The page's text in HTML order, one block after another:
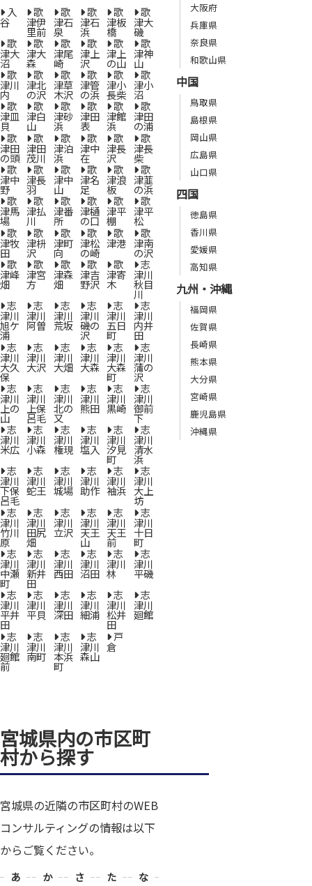
入
谷
歌
津伊
里前
歌
津石
泉
歌
津石
浜
歌
津板
橋
歌
津大
磯
歌
津大
沼
歌
津大
森
歌
津尾
崎
歌
津上
沢
歌
津上
の山
歌
津神
山
歌
津川
内
歌
津北
の沢
歌
津草
木沢
歌
津管
の浜
歌
津小
長柴
歌
津小
沼
歌
津皿
貝
歌
津白
山
歌
津砂
浜
歌
津田
表
歌
津館
浜
歌
津田
の浦
歌
津田
の頭
歌
津田
茂川
歌
津泊
浜
歌
津中
在
歌
津長
沢
歌
津長
柴
歌
津中
野
歌
津長
羽
歌
津中
山
歌
津名
足
歌
津浪
板
歌
津韮
の浜
歌
津馬
場
歌
津払
川
歌
津番
所
歌
津樋
の口
歌
津平
棚
歌
津平
松
歌
津牧
田
歌
津枡
沢
歌
津町
向
歌
津松
の崎
歌
津港
歌
津南
の沢
歌
津峰
畑
歌
津宮
方
歌
津森
畑
歌
津吉
野沢
歌
津寄
木
志
津川
秋目
川
志
津川
旭ケ
浦
志
津川
阿曽
志
津川
荒坂
志
津川
磯の
沢
志
津川
五日
町
志
津川
内井
田
志
津川
大久
保
志
津川
大沢
志
津川
大畑
志
津川
大森
志
津川
大森
町
志
津川
蒲の
沢
志
津川
上の
山
志
津川
上保
呂毛
志
津川
北の
又
志
津川
熊田
志
津川
黒崎
志
津川
御前
下
志
津川
米広
志
津川
小森
志
津川
権現
志
津川
塩入
志
津川
汐見
町
志
津川
清水
浜
志
津川
下保
呂毛
志
津川
蛇王
志
津川
城場
志
津川
助作
志
津川
袖浜
志
津川
大上
坊
志
津川
竹川
原
志
津川
田尻
畑
志
津川
立沢
志
津川
天王
山
志
津川
天王
前
志
津川
十日
町
志
津川
中瀬
町
志
津川
新井
田
志
津川
西田
志
津川
沼田
志
津川
林
志
津川
平磯
志
津川
平井
田
志
津川
平貝
志
津川
深田
志
津川
細浦
志
津川
松井
田
志
津川
廻館
志
津川
廻館
前
志
津川
南町
志
津川
本浜
町
志
津川
森山
戸
倉
宮城県内の市区町
村から探す
宮城県の近隣の市区町村のWEB
コンサルティングの情報は以下
からご覧ください。
あ
か
さ
た
な
大阪府
兵庫県
奈良県
和歌山県
中国
鳥取県
島根県
岡山県
広島県
山口県
四国
徳島県
香川県
愛媛県
高知県
九州・沖縄
福岡県
佐賀県
長崎県
熊本県
大分県
宮崎県
鹿児島県
沖縄県